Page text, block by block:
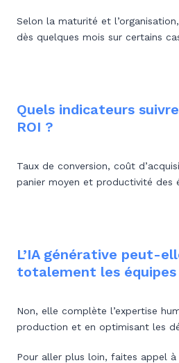
Selon la maturité et
dès quelques mois sur certains
Quels indicateurs
ROI ?
Taux de conversion, coût
panier moyen et productivité des
L’IA générative peut-
totalement les
Non, elle complète l’expertise
production et en optimisant les
Pour aller plus loin, faites appel à